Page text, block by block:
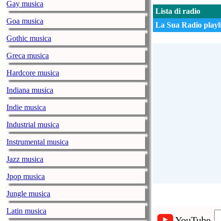
Gay musica
Goa musica
Gothic musica
Greca musica
Hardcore musica
Indiana musica
Indie musica
Industrial musica
Instrumental musica
Jazz musica
Jpop musica
Jungle musica
Latin musica
Lista di radio
La Sua Radio